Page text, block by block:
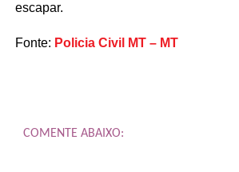
escapar.
Fonte: Policia Civil MT – MT
COMENTE ABAIXO: